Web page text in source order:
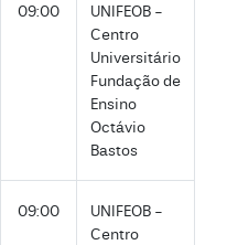
09:00
UNIFEOB -
Centro
Universitário
Fundação de
Ensino
Octávio
Bastos
09:00
UNIFEOB -
Centro